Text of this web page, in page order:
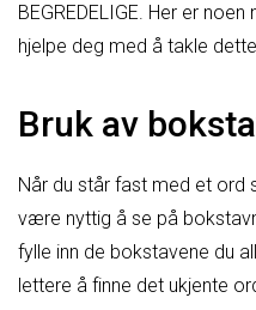
BEGREDELIGE. Her er
hjelpe deg med å takle
Bruk av
Når du står fast med et ord
være nyttig å se på
fylle inn de bokstavene du
lettere å finne det ukjente